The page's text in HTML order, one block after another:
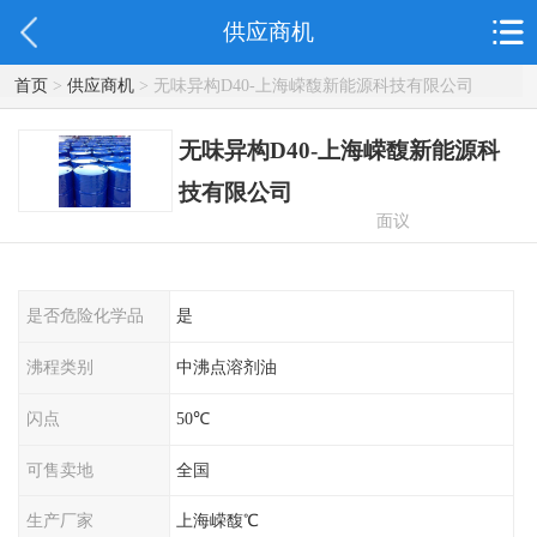
供应商机
首页> 供应商机> 无味异构D40-上海嵘馥新能源科技有限公司
无味异构D40-上海嵘馥新能源科
技有限公司
面议
是否危险化学品 是
沸程类别 中沸点溶剂油
闪点 50℃
可售卖地 全国
生产厂家 上海嵘馥℃